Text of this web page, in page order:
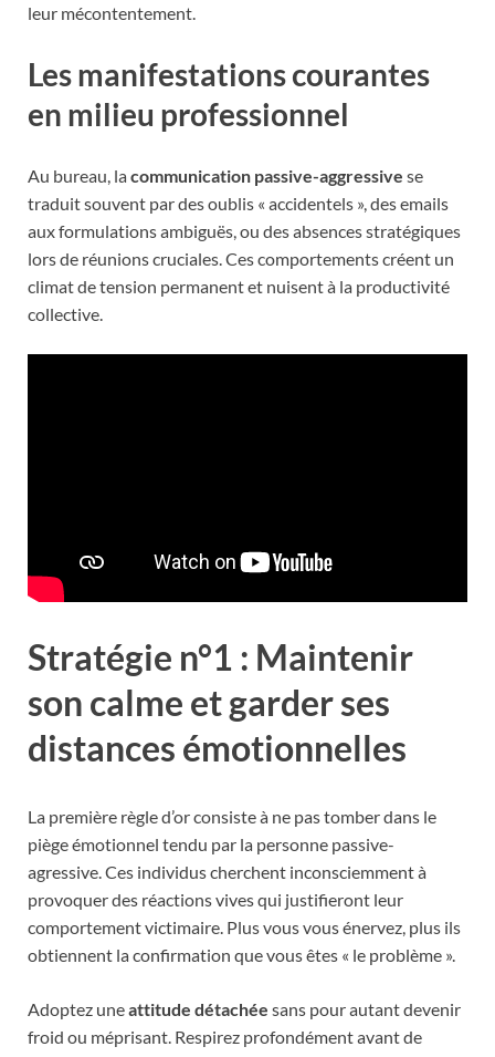
leur mécontentement.
Les manifestations courantes
en milieu professionnel
Au bureau, lacommunication passive-aggressive se
traduit souvent par des oublis « accidentels », des emails
aux formulations ambiguës, ou des absences stratégiques
lors de réunions cruciales. Ces comportements créent un
climat de tension permanent et nuisent à la productivité
collective.
Stratégie n°1 : Maintenir
son calme et garder ses
distances émotionnelles
La première règle d’or consiste à ne pas tomber dans le
piège émotionnel tendu par la personne passive-
agressive. Ces individus cherchent inconsciemment à
provoquer des réactions vives qui justifieront leur
comportement victimaire. Plus vous vous énervez, plus ils
obtiennent la confirmation que vous êtes « le problème ».
Adoptez uneattitude détachée sans pour autant devenir
froid ou méprisant. Respirez profondément avant de